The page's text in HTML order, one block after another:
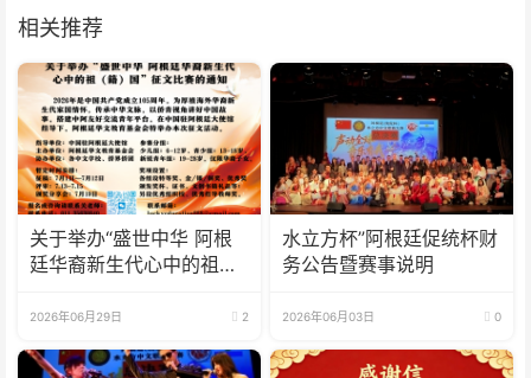
相关推荐
关于举办“盛世中华 阿根
廷华裔新生代心中的祖
2026年06月29日 2
水立方杯”阿根廷促统杯财
务公告暨赛事说明
2026年06月03日 0